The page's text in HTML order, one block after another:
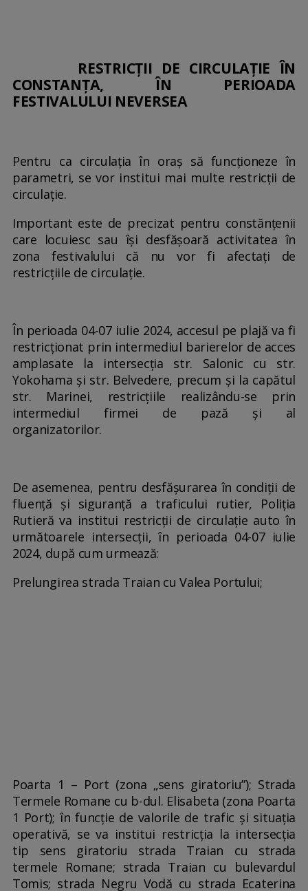
RESTRICȚII DE CIRCULAȚIE ÎN
CONSTANȚA, ÎN PERIOADA
FESTIVALULUI NEVERSEA
Pentru ca circulaţia în oraş să funcționeze în
parametri, se vor institui mai multe restricții de
circulație.
Important este de precizat pentru constănțenii
care locuiesc sau își desfășoară activitatea în
zona festivalului că nu vor fi afectați de
restricțiile de circulație.
În perioada 04-07 iulie 2024, accesul pe plajă va fi
restricționat prin intermediul barierelor de acces
amplasate la intersecția str. Salonic cu str.
Yokohama și str. Belvedere, precum și la capătul
str. Marinei, restricțiile realizându-se prin
intermediul firmei de pază și al
organizatorilor.
De asemenea, pentru desfășurarea în condiții de
fluență și siguranță a traficului rutier, Poliția
Rutieră va institui restricții de circulație auto în
următoarele intersecții, în perioada 04-07 iulie
2024, după cum urmează:
Prelungirea strada Traian cu Valea Portului;
Poarta 1 – Port (zona „sens giratoriu”); Strada
Termele Romane cu b-dul. Elisabeta (zona Poarta
1 Port); în funcție de valorile de trafic și situația
operativă, se va institui restricția la intersecția
tip sens giratoriu strada Traian cu strada
termele Romane; strada Traian cu bulevardul
Tomis; strada Negru Vodă cu strada Ecaterina